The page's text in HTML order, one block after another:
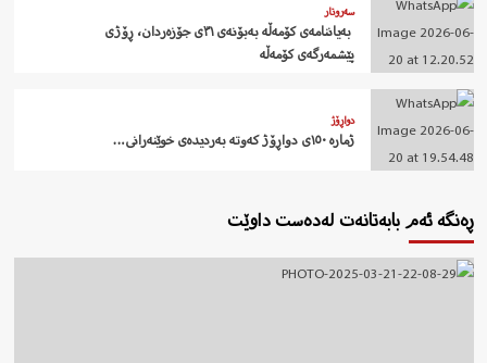
سەروتار
‍ بەیاننامەی کۆمەڵە بەبۆنەی ٣١ی جۆزەردان، ڕۆژی
پێشمەرگەی کۆمەڵە
دواڕۆژ
ژمارە ١٥٠ی دواڕۆژ کەوتە بەردیدەی خوێنەرانی…
ڕەنگە ئەم بابەتانەت لەدەست داوێت